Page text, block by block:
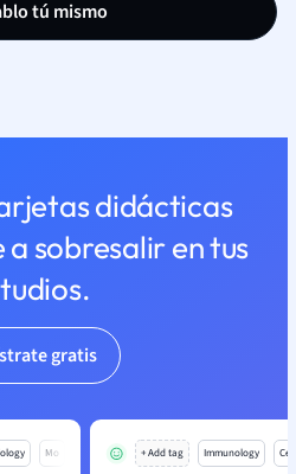
tú mismo
didácticas
sobresalir en tus
gratis
Mo + Add tag Immunology